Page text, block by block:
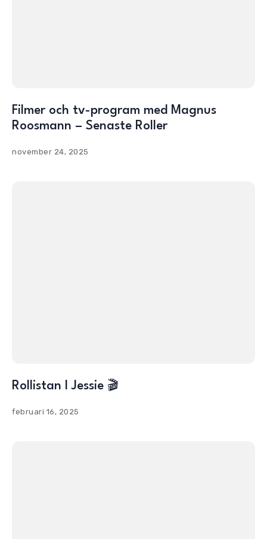
Filmer och tv-program med Magnus
Roosmann – Senaste Roller
november 24, 2025
Rollistan I Jessie 🎬
februari 16, 2025